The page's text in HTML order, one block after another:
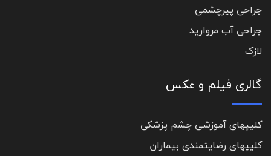
جراحی پیرچشمی
جراحی آب مروارید
لازک
گالری فیلم و عکس
کلیپهای آموزشی چشم پزشکی
کلیپهای رضایتمندی بیماران